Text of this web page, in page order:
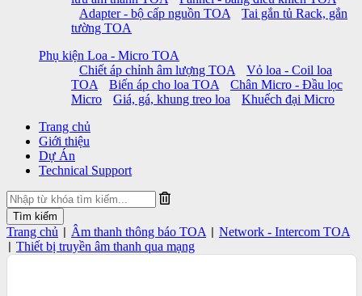
Adapter - bộ cấp nguồn TOA
Tai gắn tủ Rack, gắn
tường TOA
Phụ kiện Loa - Micro TOA
Chiết áp chỉnh âm lượng TOA
Vỏ loa - Coil loa
TOA
Biến áp cho loa TOA
Chân Micro - Đầu lọc
Micro
Giá, gá, khung treo loa
Khuếch đại Micro
Trang chủ
Giới thiệu
Dự Án
Technical Support
Trang chủ Âm thanh thông báo TOA Network - Intercom TOA
Thiết bị truyền âm thanh qua mạng